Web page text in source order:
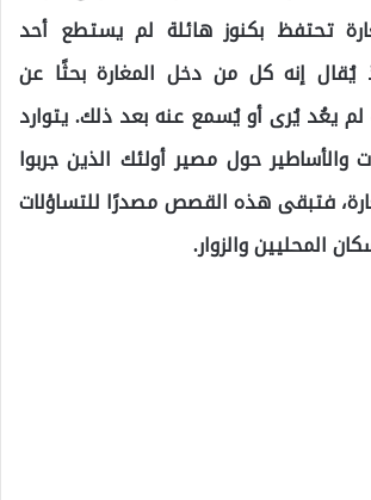
تحتفظ بكنوز هائلة لم يستطع أحد
يُقال إنه كل من دخل المغارة بحثًا عن
لم يعُد يُرى أو يُسمع عنه بعد ذلك. يتوارد
والأساطير حول مصير أولئك الذين جربوا
فتبقى هذه القصص مصدرًا للتساؤلات
المحليين والزوار.